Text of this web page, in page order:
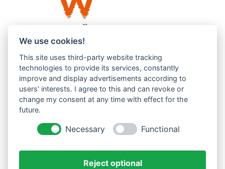
Westküste UG (haftungsbeschränkt)
Menzlingen 14 B
51503 Rösrath
Datenschutzerklärung
We use cookies!
This site uses third-party website tracking
technologies to provide its services, constantly
improve and display advertisements according to
users' interests. I agree to this and can revoke or
change my consent at any time with effect for the
future.
Necessary Functional
Reject optional